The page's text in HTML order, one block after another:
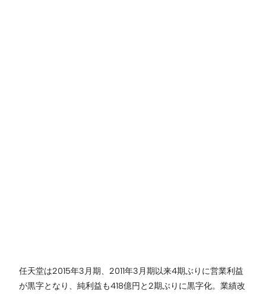
任天堂は2015年3月期、2011年3月期以来4期ぶりに営業利益
が黒字となり、純利益も418億円と2期ぶりに黒字化。業績改